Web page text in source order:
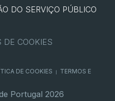
DO SERVIÇO PÚBLICO
DE COOKIES
DE COOKIES
TERMOS E
Portugal 2026